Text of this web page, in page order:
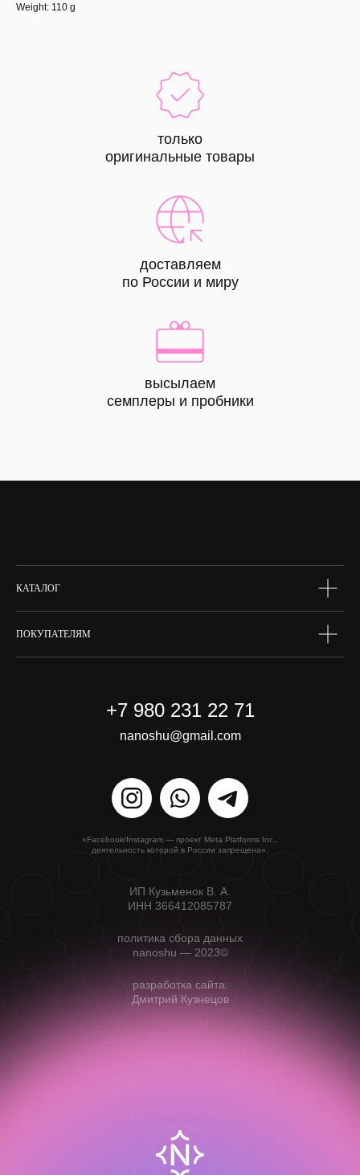
Weight: 110 g
только
оригинальные товары
доставляем
по России и миру
высылаем
семплеры и пробники
КАТАЛОГ
ПОКУПАТЕЛЯМ
«Facebook/Instagram — проект Meta Platforms Inc.,
деятельность которой в России запрещена».
волосы
+7 980 231 22 71
nanoshu@gmail.com
ИП Кузьменок В. А.
ИНН 366412085787
разработка сайта:
Дмитрий Кузнецов
политика сбора данных
nanoshu — 2023©